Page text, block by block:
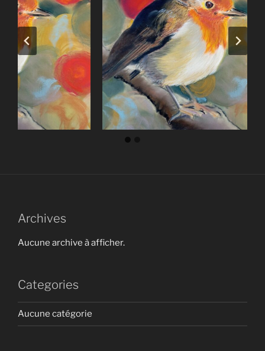
Archives
Aucune archive à afficher.
Categories
Aucune catégorie